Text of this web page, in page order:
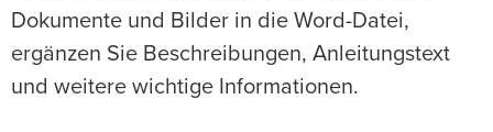
Dokumente und Bilder in die Word-Datei,
ergänzen Sie Beschreibungen, Anleitungstext
und weitere wichtige Informationen.